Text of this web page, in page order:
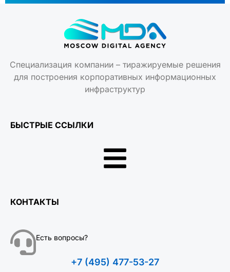
Специализация компании – тиражируемые решения
для построения корпоративных информационных
инфраструктур
БЫСТРЫЕ ССЫЛКИ
КОНТАКТЫ
Есть вопросы?
+7 (495) 477-53-27